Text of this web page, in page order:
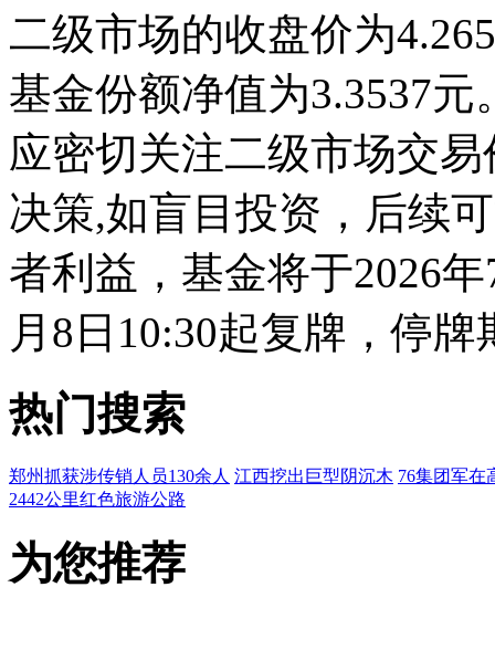
二级市场的收盘价为
基金份额净值为3.3537
应密切关注二级市场交
决策,如盲目投资，后续
者利益，基金将于2026
月8日10:30起复牌，停
热门搜索
郑州抓获涉传销人员130余人 江西挖出巨型阴沉木 76集团军在
2442公里红色旅游公路
为您推荐